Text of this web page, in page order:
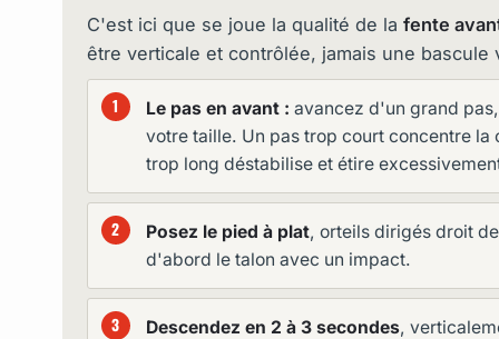
C'est ici que se joue la qualité de la fente
être verticale et contrôlée, jamais une bascule
Le pas en avant : avancez d'un grand
votre taille. Un pas trop court concentre la
trop long déstabilise et étire
Posez le pied à plat, orteils dirigés droit
d'abord le talon avec un impact.
Descendez en 2 à 3 secondes,